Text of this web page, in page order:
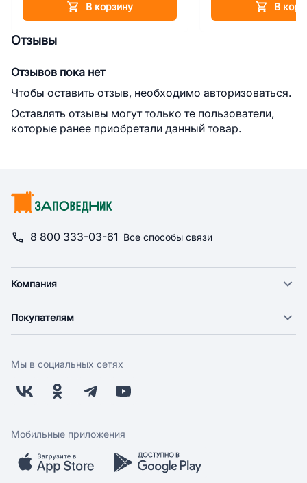
В корзину В
Отзывы
Отзывов пока нет
Чтобы оставить отзыв, необходимо авторизоваться.
Оставлять отзывы могут только те пользователи,
которые ранее приобретали данный товар.
8 800 333-03-61 Все способы связи
Компания
Новости
Поставщикам
Заводчикам
Обратная связь
Покупателям
Оплата
Бонусная программа
Скидки и акции
Мобильное приложение
Мы в социальных сетях
Мобильные приложения